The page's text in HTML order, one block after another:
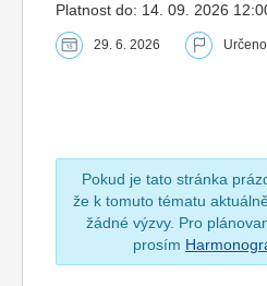
Platnost do: 14. 09. 2026
29. 6. 2026
Pokud je tato stránka
že k tomuto tématu
žádné výzvy. Pro
prosím